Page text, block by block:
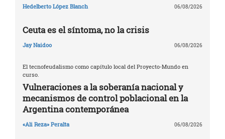
Hedelberto López Blanch 06/08/2026
Ceuta es el síntoma, no la crisis
Jay Naidoo 06/08/2026
El tecnofeudalismo como capítulo local del Proyecto-Mundo en
curso.
Vulneraciones a la soberanía nacional y
mecanismos de control poblacional en la
Argentina contemporánea
«Ali Reza» Peralta 06/08/2026